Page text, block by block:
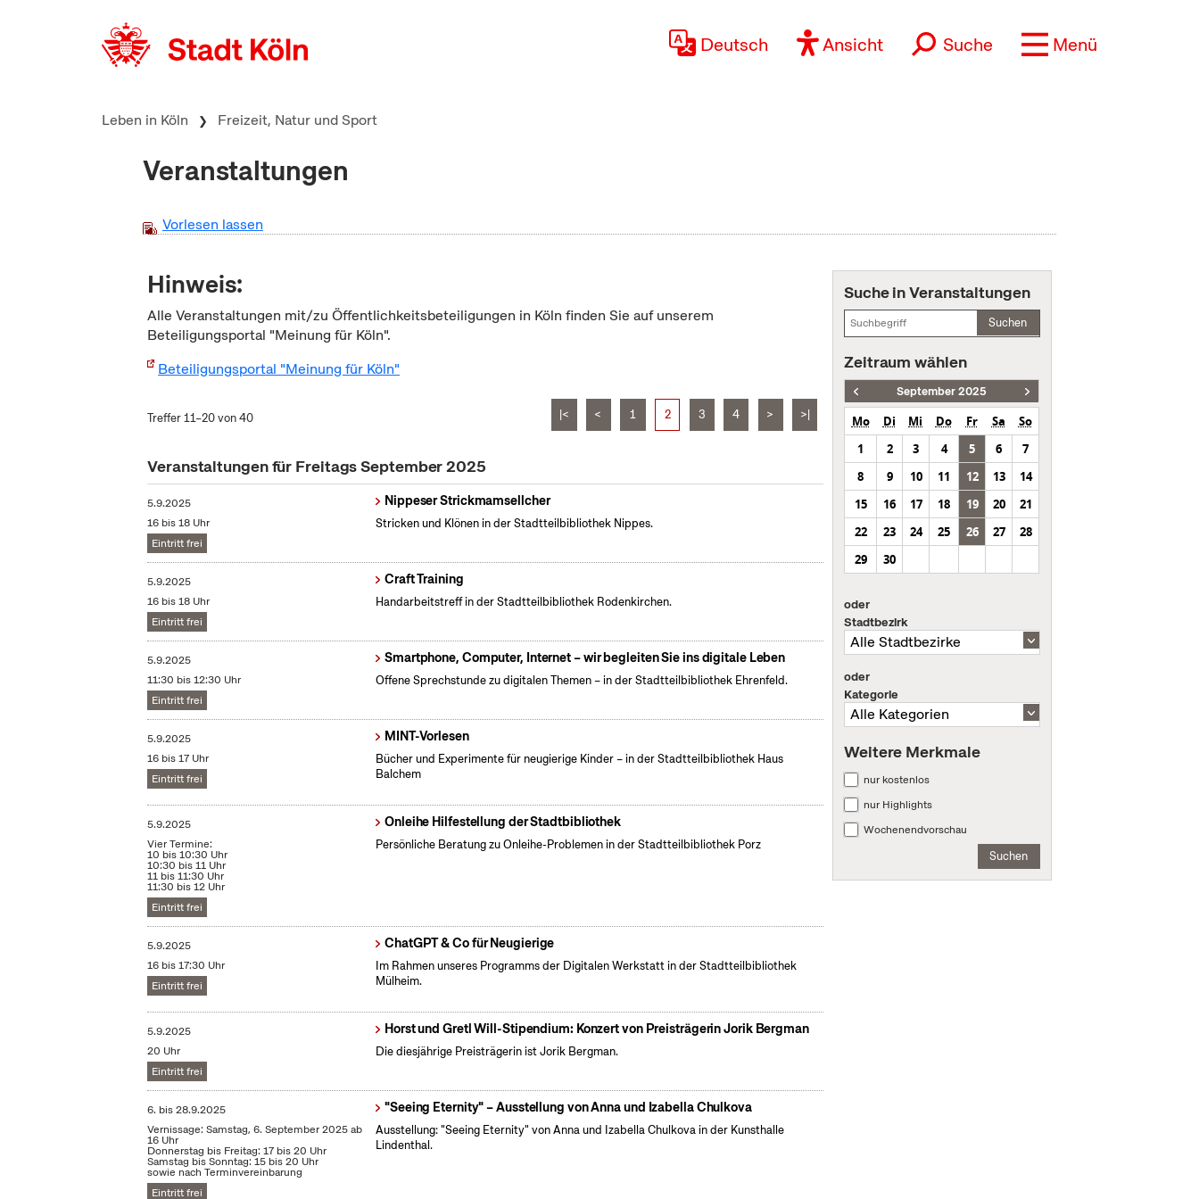
Deutsch Ansicht Suche Menü
Leben in Köln Freizeit, Natur und Sport
Veranstaltungen
Vorlesen lassen
Hinweis:
Alle Veranstaltungen mit/zu Öffentlichkeitsbeteiligungen in Köln finden Sie auf unserem
Beteiligungsportal "Meinung für Köln".
Beteiligungsportal "Meinung für Köln"
Treffer 11–20 von 40 |< < 1 2 3 4 > >|
Veranstaltungen für Freitags September 2025
5.9.2025
16 bis 18 Uhr
Eintritt frei
Nippeser Strickmamsellcher
Stricken und Klönen in der Stadtteilbibliothek Nippes.
5.9.2025
16 bis 18 Uhr
Eintritt frei
Craft Training
Handarbeitstreff in der Stadtteilbibliothek Rodenkirchen.
5.9.2025
11:30 bis 12:30 Uhr
Eintritt frei
Smartphone, Computer, Internet – wir begleiten Sie ins digitale Leben
Offene Sprechstunde zu digitalen Themen – in der Stadtteilbibliothek Ehrenfeld.
5.9.2025
16 bis 17 Uhr
Eintritt frei
MINT-Vorlesen
Bücher und Experimente für neugierige Kinder – in der Stadtteilbibliothek Haus
Balchem
5.9.2025
Vier Termine:
10 bis 10:30 Uhr
10:30 bis 11 Uhr
11 bis 11:30 Uhr
11:30 bis 12 Uhr
Eintritt frei
Onleihe Hilfestellung der Stadtbibliothek
Persönliche Beratung zu Onleihe-Problemen in der Stadtteilbibliothek Porz
5.9.2025
16 bis 17:30 Uhr
Eintritt frei
ChatGPT & Co für Neugierige
Im Rahmen unseres Programms der Digitalen Werkstatt in der Stadtteilbibliothek
Mülheim.
5.9.2025
20 Uhr
Eintritt frei
Horst und Gretl Will-Stipendium: Konzert von Preisträgerin Jorik Bergman
Die diesjährige Preisträgerin ist Jorik Bergman.
6. bis28.9.2025
Vernissage: Samstag, 6. September 2025 ab
16 Uhr
Donnerstag bis Freitag: 17 bis 20 Uhr
Samstag bis Sonntag: 15 bis 20 Uhr
sowie nach Terminvereinbarung
Eintritt frei
"Seeing Eternity" – Ausstellung von Anna und Izabella Chulkova
Ausstellung: "Seeing Eternity" von Anna und Izabella Chulkova in der Kunsthalle
Lindenthal.
Suche in Veranstaltungen
Suchen
Zeitraum wählen
September 2025
Mo Di Mi Do Fr Sa
So
1
2 3 4 5 6
7
8
9 10 11 12 13
14
15
16 17 18 19 20
21
22
23 24 25 26 27
28
29
30
oder
Stadtbezirk
oder
Kategorie
Weitere Merkmale
nur kostenlos
nur Highlights
Wochenendvorschau
Suchen